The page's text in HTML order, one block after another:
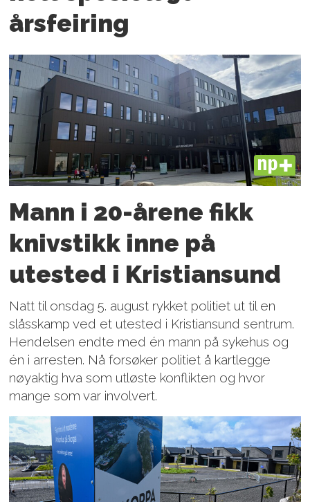
årsfeiring
PLUS
Mann i 20-årene fikk
knivstikk inne på
utested i Kristiansund
Natt til onsdag 5. august rykket politiet ut til en
slåsskamp ved et utested i Kristiansund sentrum.
Hendelsen endte med én mann på sykehus og
én i arresten. Nå forsøker politiet å kartlegge
nøyaktig hva som utløste konflikten og hvor
mange som var involvert.